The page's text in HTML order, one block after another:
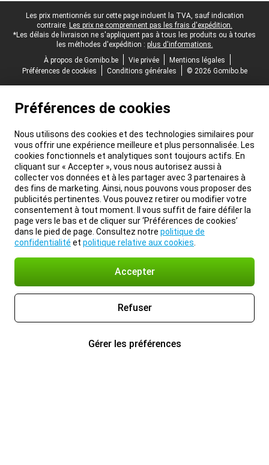
Pied-de-page légal
Les prix mentionnés sur cette page incluent la TVA, sauf indication
contraire. Les prix ne comprennent pas les frais d'expédition.
*Les délais de livraison ne s'appliquent pas à tous les produits ou à toutes
les méthodes d'expédition : plus d'informations.
À propos de Gomibo.be
Vie privée
Mentions légales
Préférences de cookies
Conditions générales © 2026 Gomibo.be
Préférences de cookies
Nous utilisons des cookies et des technologies similaires pour
vous offrir une expérience meilleure et plus personnalisée. Les
cookies fonctionnels et analytiques sont toujours actifs. En
cliquant sur « Accepter », vous nous autorisez aussi à
collecter vos données et à les partager avec 3 partenaires à
des fins de marketing. Ainsi, nous pouvons vous proposer des
publicités pertinentes. Vous pouvez retirer ou modifier votre
consentement à tout moment. Il vous suffit de faire défiler la
page vers le bas et de cliquer sur ‘Préférences de cookies’
dans le pied de page. Consultez notre politique de
confidentialité et politique relative aux cookies
Accepter
Refuser
Gérer les préférences